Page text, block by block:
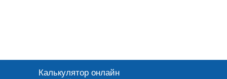
Калькулятор онлайн